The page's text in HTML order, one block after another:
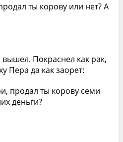
ты корову или нет? А
вышел. Покраснел как рак,
Пера да как заорет:
продал ты корову семи
деньги?